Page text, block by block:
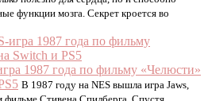
функции мозга. Секрет кроется во
1987 года по фильму «Челюсти»
В 1987 году на NES вышла игра Jaws,